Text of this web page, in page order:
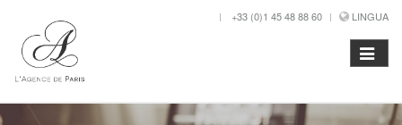
+33 (0)1 45 48 88 60 LINGUA